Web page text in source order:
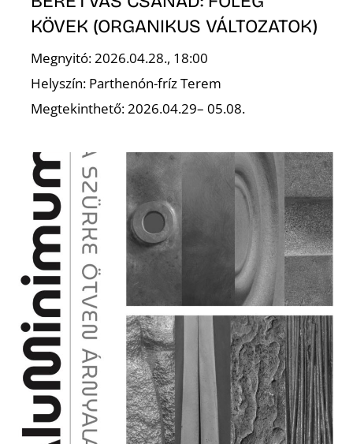
KÖVEK (ORGANIKUS VÁLTOZATOK)
Megnyitó: 2026.04.28., 18:00
Helyszín: Parthenón-fríz Terem
Megtekinthető: 2026.04.29– 05.08.